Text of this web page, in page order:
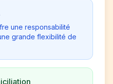
une responsabilité
grande flexibilité de